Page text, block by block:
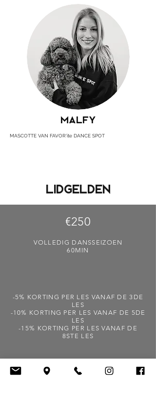
MALFY
MASCOTTE VAN FAVOR'ite DANCE SPOT
LIDGELDEN
€250
VOLLEDIG DANSSEIZOEN
60MIN
-5% KORTING PER LES VANAF DE 3DE
LES
-10% KORTING PER LES VANAF DE 5DE
LES
-15% KORTING PER LESVANAF DE
8STE LES
+ VERPLICHTE AANSLUITING
DANSSPORT VLAANDEREN